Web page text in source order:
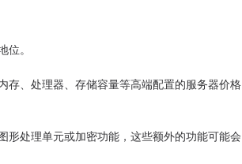
。
、处理器、存储容量等高端配置的服务器价格
处理单元或加密功能，这些额外的功能可能会